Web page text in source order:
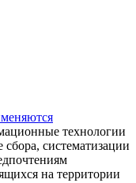
технологии
систематизации
на территории